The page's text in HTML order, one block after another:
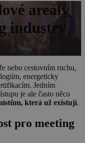
areály
industry
nebo cestovním ruchu,
energeticky
Jedním
je ale často něco
která už existují.
pro meeting